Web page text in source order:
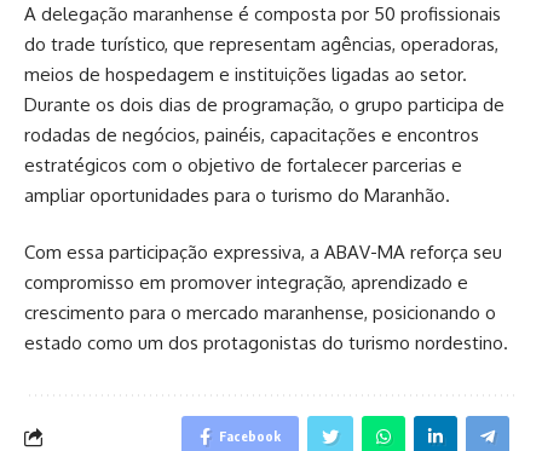
A delegação maranhense é composta por 50 profissionais
do trade turístico, que representam agências, operadoras,
meios de hospedagem e instituições ligadas ao setor.
Durante os dois dias de programação, o grupo participa de
rodadas de negócios, painéis, capacitações e encontros
estratégicos com o objetivo de fortalecer parcerias e
ampliar oportunidades para o turismo do Maranhão.
Com essa participação expressiva, a ABAV-MA reforça seu
compromisso em promover integração, aprendizado e
crescimento para o mercado maranhense, posicionando o
estado como um dos protagonistas do turismo nordestino.
Facebook